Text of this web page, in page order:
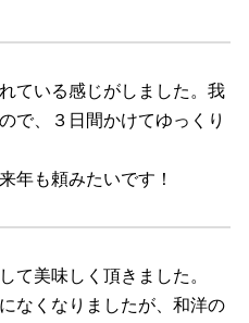
ている感じがしました。我
で、３日間かけてゆっくり
年も頼みたいです！
て美味しく頂きました。
なくなりましたが、和洋の